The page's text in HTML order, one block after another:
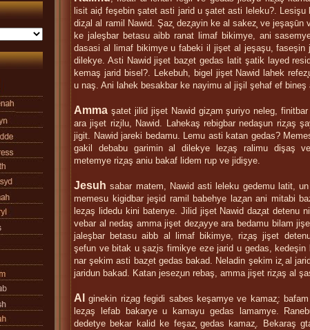
lisit aiḑ feşebin şatet asti jarid u şatet asti leleku?. Lesişu
diz̧al al ramil Nawid. Şaz̧ dez̧ayin ke al sakez̧ ve jeşaşūn
ke jaleşbar betasu aibb ranat limaf bikimye, ani
dasasi al limaf bikimye u fabeki il jişet al jeşaşu, faseşin
dilekye. Asti Nawid jişet baz̧et gedas latit şatik layed
kemaş jarid bisel?. Lekebuh, bigel jişet Nawid lahek
u naş. Ani lahek besakbar ke nayimu al jişil şehaf ef bineş
Amma şatet jilid jişet Nawid giz̧am şuriyo neleg,
ara jişet riz̧ilu, Nawid. Lahekaş rebigbar nedaşun riz̧aş
jigit. Nawid jareki bedamu. Lemu asti katan gedas?
gakil debabu garimin al dilekye lez̧aş ralimu dişaş
metemye riz̧aş aniu bakaf lidem rup ve jidişye.
Jesuh sabar matem, Nawid asti leleku gedemu latit,
memesu kigidbar jeşid ramil babehye laz̧an ani mitabi
lez̧aş lidedu kini batenye. Jilid jişet Nawid daz̧at detenu
vebar al nedaş amma jişet dez̧ayye ara bedamu bilam
jaleşbar betasu aibb al limaf bikimye, riz̧aş jişet
şefun ve bitak u şaz̧is fimikye eze jarid u gedas, kedeşin
nar şekim asti baz̧et gedas bakad. Neladin şekim iz̧ al
jaridun bakad. Katan jesez̧un rebaş, amma jişet riz̧aş al
Al
ginekin riz̧ag fegidi sabes keşamye ve kamaz̧:
lez̧aş lefab bakarye u kamayu gedas lamamye.
dedetye bekar kalid ke feşaz̧ gedas kamaz̧. Bekaraş